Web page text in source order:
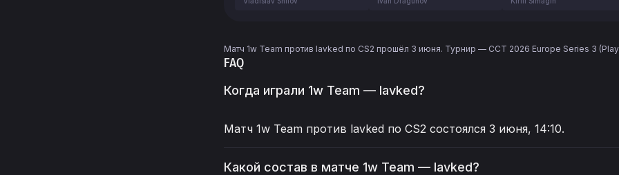
Матч 1w Team против lavked по CS2 прошёл 3 июня. Турнир — CCT 2026 Europe Series 3
FAQ
Когда играли 1w Team — lavked?
Матч 1w Team против lavked по CS2 состоялся 3 июня, 14:10.
Какой состав в матче 1w Team — lavked?